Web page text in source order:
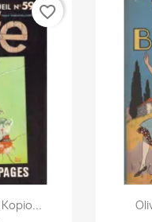
favorite_border